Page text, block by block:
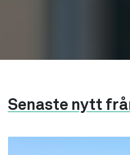
Senaste nytt